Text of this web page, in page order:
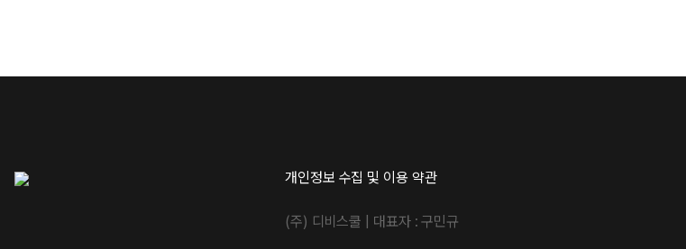
개인정보 수집 및 이용 약관
(주) 디비스쿨 | 대표자 : 구민규